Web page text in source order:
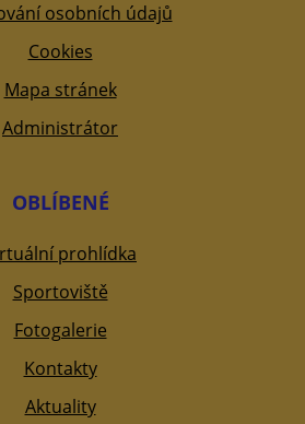
osobních údajů
Cookies
Mapa stránek
Administrátor
OBLÍBENÉ
prohlídka
Sportoviště
Fotogalerie
Kontakty
Aktuality